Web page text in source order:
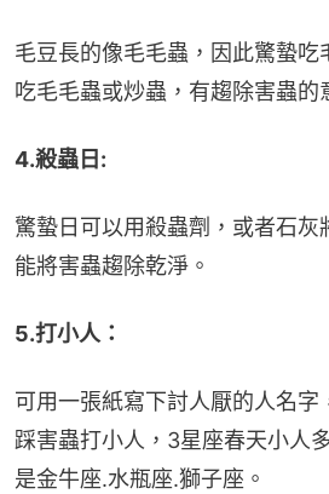
毛豆長的像毛毛蟲，因此驚蟄吃
吃毛毛蟲或炒蟲，有趨除害蟲的
4.殺蟲日:
驚蟄日可以用殺蟲劑，或者石灰
能將害蟲趨除乾淨。
5.打小人：
可用一張紙寫下討人厭的人名字
踩害蟲打小人，3星座春天小人
是金牛座.水瓶座.獅子座。